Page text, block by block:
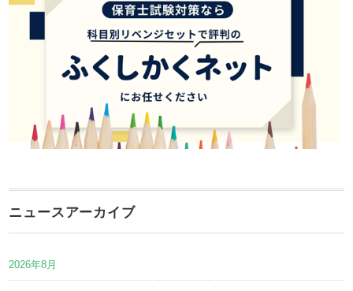
ニュースアーカイブ
2026年8月